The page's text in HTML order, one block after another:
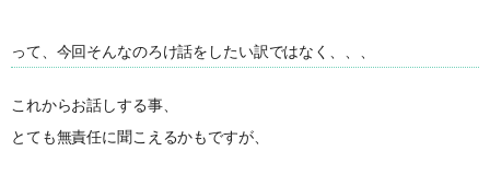
って、今回そんなのろけ話をしたい訳ではなく、、、
これからお話しする事、
とても無責任に聞こえるかもですが、